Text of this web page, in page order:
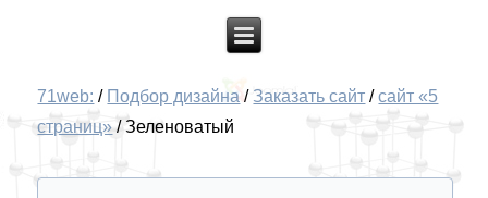
71web: / Подбор дизайна / Заказать сайт /сайт «5
страниц»/Зеленоватый